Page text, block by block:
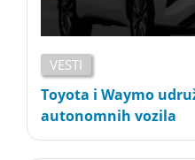
VESTI
Toyota i Waymo
autonomnih vozila